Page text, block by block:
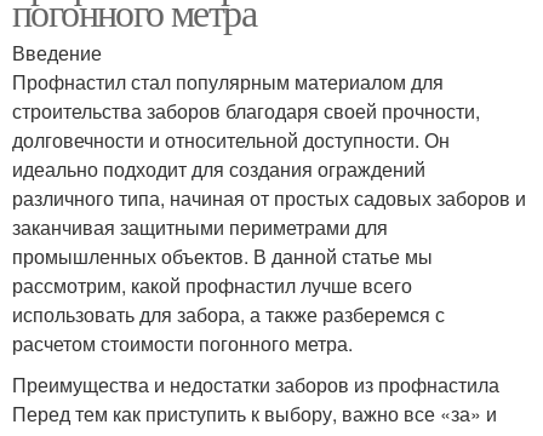
погонного метра
Введение
Профнастил стал популярным материалом для
строительства заборов благодаря своей прочности,
долговечности и относительной доступности. Он
идеально подходит для создания ограждений
различного типа, начиная от простых садовых заборов и
заканчивая защитными периметрами для
промышленных объектов. В данной статье мы
рассмотрим, какой профнастил лучше всего
использовать для забора, а также разберемся с
расчетом стоимости погонного метра.
Преимущества и недостатки заборов из профнастила
Перед тем как приступить к выбору, важно все «за» и